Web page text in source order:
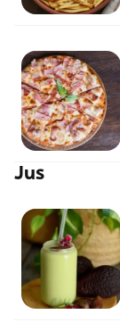
Jus